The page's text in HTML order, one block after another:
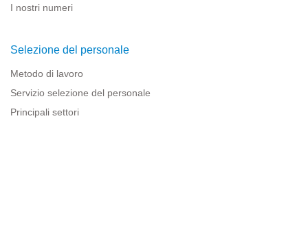
I nostri numeri
Selezione del personale
Metodo di lavoro
Servizio selezione del personale
Principali settori